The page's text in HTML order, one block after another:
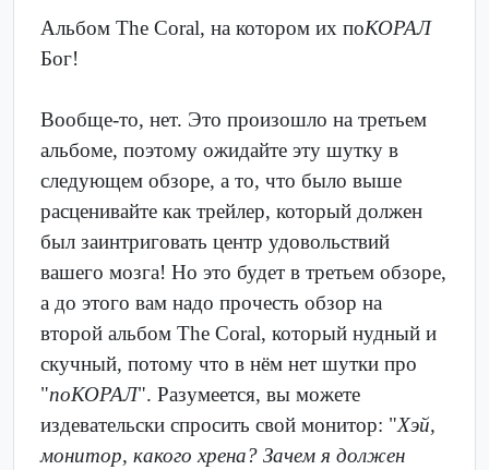
Альбом The Coral, на котором их поКОРАЛ
Бог!
Вообще-то, нет. Это произошло на третьем
альбоме, поэтому ожидайте эту шутку в
следующем обзоре, а то, что было выше
расценивайте как трейлер, который должен
был заинтриговать центр удовольствий
вашего мозга! Но это будет в третьем обзоре,
а до этого вам надо прочесть обзор на
второй альбом The Coral, который нудный и
скучный, потому что в нём нет шутки про
"поКОРАЛ". Разумеется, вы можете
издевательски спросить свой монитор: "Хэй,
монитор, какого хрена? Зачем я должен